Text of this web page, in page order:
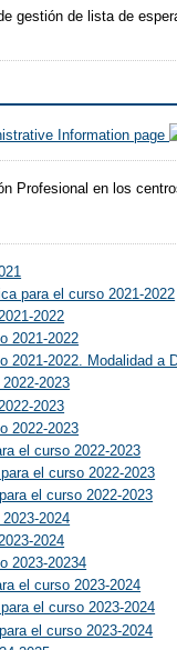
gestión de lista de
Information page
Profesional en los
para el curso 2021-2022
2022
2021-2022
2021-2022. Modalidad a
2023
2023
2022-2023
el curso 2022-2023
el curso 2022-2023
el curso 2022-2023
2024
2024
2023-20234
el curso 2023-2024
el curso 2023-2024
el curso 2023-2024